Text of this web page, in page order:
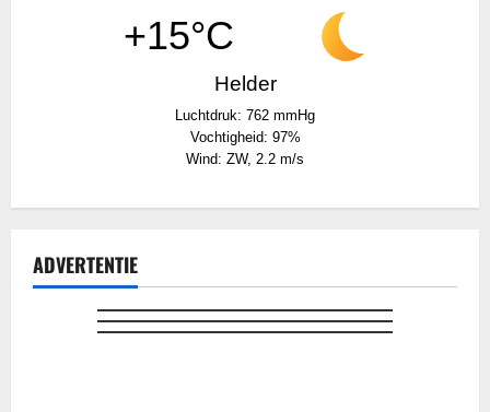
+15°C
Helder
Luchtdruk: 762 mmHg
Vochtigheid: 97%
Wind: ZW, 2.2 m/s
ADVERTENTIE